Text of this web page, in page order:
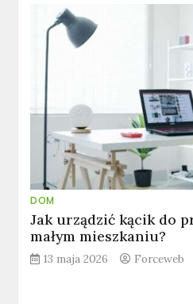
DOM
Jak urządzić kącik do
małym mieszkaniu?
13 maja 2026 Forceweb